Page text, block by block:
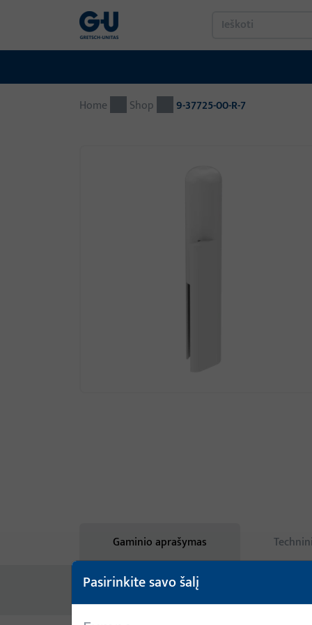
Home Shop 9-37725-00-R-7
Gaminio aprašymas
Nėra prieinamo turinio
Pasirinkite savo šalį